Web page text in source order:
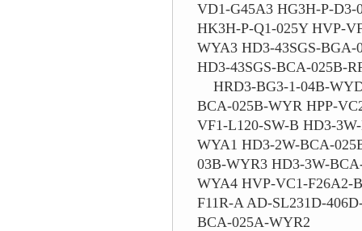
VD1-G45A3 HG3H-P-D3-
HK3H-P-Q1-025Y HVP-
WYA3 HD3-43SGS-BGA-
HD3-43SGS-BCA-025B-
HRD3-BG3-1-04B-
BCA-025B-WYR HPP-
VF1-L120-SW-B HD3-
WYA1 HD3-2W-BCA-
03B-WYR3 HD3-3W-
WYA4 HVP-VC1-F26A2-
F11R-A AD-SL231D-
BCA-025A-WYR2